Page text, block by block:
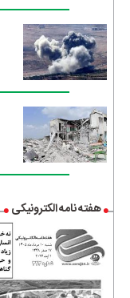
هفته نامه الکترونیکی